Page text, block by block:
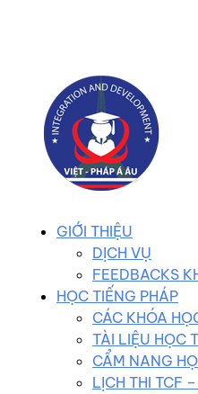
GIỚI THIỆU
DỊCH VỤ
FEEDBACKS
HỌC TIẾNG PHÁP
CÁC KHÓA
TÀI LIỆU HỌC
CẨM NANG
LỊCH THI TCF